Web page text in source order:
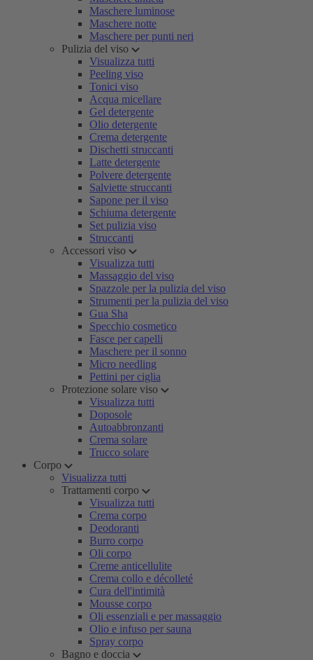
Maschere luminose
Maschere notte
Maschere per punti neri
Pulizia del viso
Visualizza tutti
Peeling viso
Tonici viso
Acqua micellare
Gel detergente
Olio detergente
Crema detergente
Dischetti struccanti
Latte detergente
Polvere detergente
Salviette struccanti
Sapone per il viso
Schiuma detergente
Set pulizia viso
Struccanti
Accessori viso
Visualizza tutti
Massaggio del viso
Spazzole per la pulizia del viso
Strumenti per la pulizia del viso
Gua Sha
Specchio cosmetico
Fasce per capelli
Maschere per il sonno
Micro needling
Pettini per ciglia
Protezione solare viso
Visualizza tutti
Doposole
Autoabbronzanti
Crema solare
Trucco solare
Corpo
Visualizza tutti
Trattamenti corpo
Visualizza tutti
Crema corpo
Deodoranti
Burro corpo
Oli corpo
Creme anticellulite
Crema collo e décolleté
Cura dell'intimità
Mousse corpo
Oli essenziali e per massaggio
Olio e infuso per sauna
Spray corpo
Bagno e doccia